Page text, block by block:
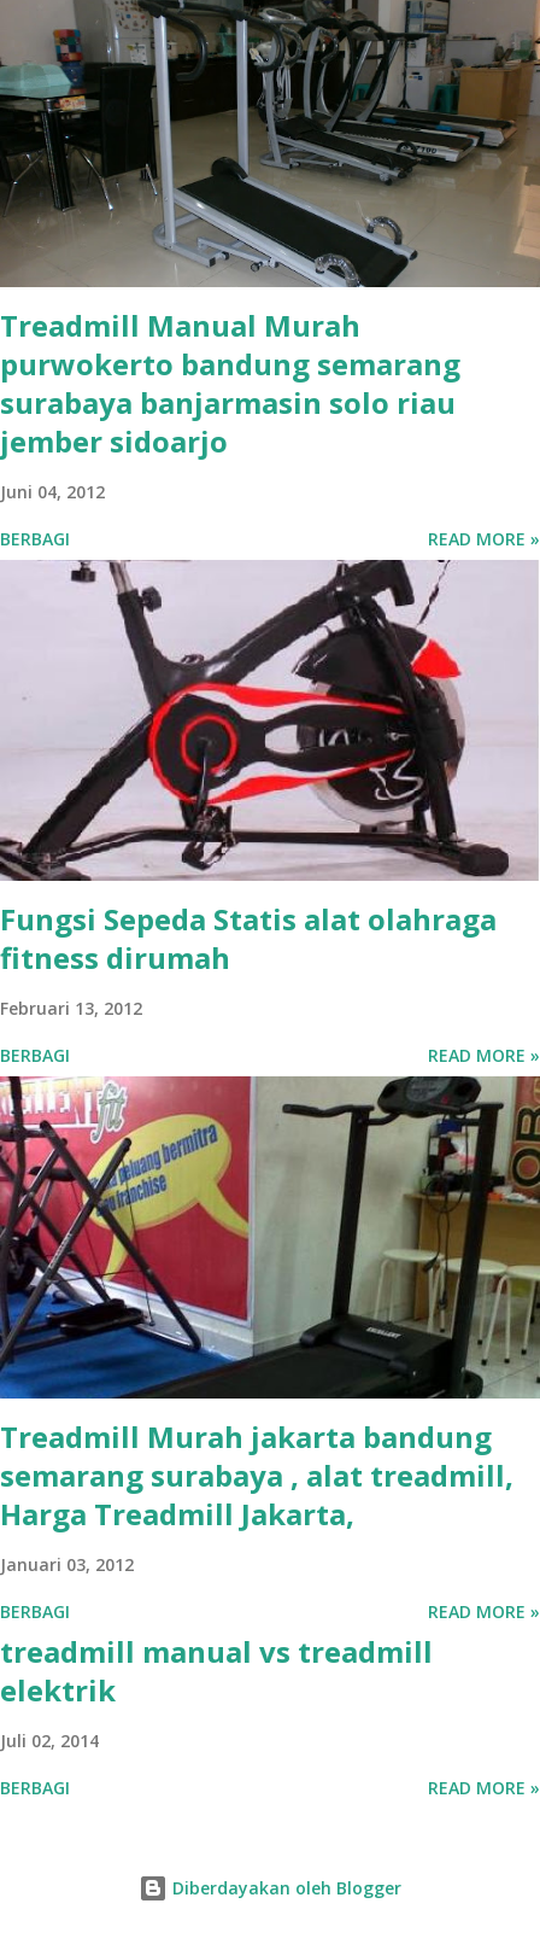
Treadmill Manual Murah
purwokerto bandung semarang
surabaya banjarmasin solo riau
jember sidoarjo
Juni 04, 2012
BERBAGI READ MORE »
Fungsi Sepeda Statis alat olahraga
fitness dirumah
Februari 13, 2012
BERBAGI READ MORE »
Treadmill Murah jakarta bandung
semarang surabaya , alat treadmill,
Harga Treadmill Jakarta,
Januari 03, 2012
BERBAGI READ MORE »
treadmill manual vs treadmill
elektrik
Juli 02, 2014
BERBAGI READ MORE »
Diberdayakan oleh Blogger